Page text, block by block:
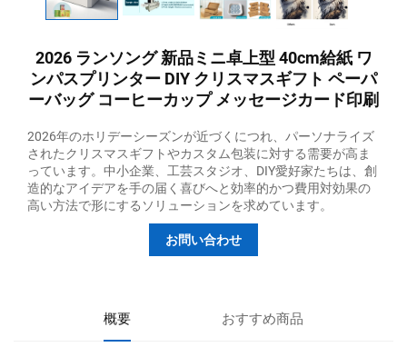
2026 ランソング 新品ミニ卓上型 40cm給紙 ワ
ンパスプリンター DIY クリスマスギフト ペーパ
ーバッグ コーヒーカップ メッセージカード印刷
2026年のホリデーシーズンが近づくにつれ、パーソナライズ
されたクリスマスギフトやカスタム包装に対する需要が高ま
っています。中小企業、工芸スタジオ、DIY愛好家たちは、創
造的なアイデアを手の届く喜びへと効率的かつ費用対効果の
高い方法で形にするソリューションを求めています。
お問い合わせ
概要 おすすめ商品